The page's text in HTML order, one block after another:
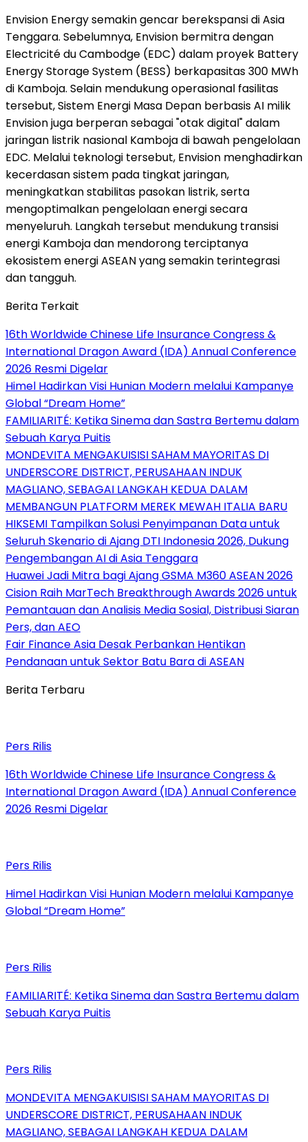
Envision Energy semakin gencar berekspansi di Asia
Tenggara. Sebelumnya, Envision bermitra dengan
Electricité du Cambodge (EDC) dalam proyek Battery
Energy Storage System (BESS) berkapasitas 300 MWh
di Kamboja. Selain mendukung operasional fasilitas
tersebut, Sistem Energi Masa Depan berbasis AI milik
Envision juga berperan sebagai "otak digital" dalam
jaringan listrik nasional Kamboja di bawah pengelolaan
EDC. Melalui teknologi tersebut, Envision menghadirkan
kecerdasan sistem pada tingkat jaringan,
meningkatkan stabilitas pasokan listrik, serta
mengoptimalkan pengelolaan energi secara
menyeluruh. Langkah tersebut mendukung transisi
energi Kamboja dan mendorong terciptanya
ekosistem energi ASEAN yang semakin terintegrasi
dan tangguh.
Berita Terkait
16th Worldwide Chinese Life Insurance Congress &
International Dragon Award (IDA) Annual Conference
2026 Resmi Digelar
Himel Hadirkan Visi Hunian Modern melalui Kampanye
Global “Dream Home”
FAMILIARITÉ: Ketika Sinema dan Sastra Bertemu dalam
Sebuah Karya Puitis
MONDEVITA MENGAKUISISI SAHAM MAYORITAS DI
UNDERSCORE DISTRICT, PERUSAHAAN INDUK
MAGLIANO, SEBAGAI LANGKAH KEDUA DALAM
MEMBANGUN PLATFORM MEREK MEWAH ITALIA BARU
HIKSEMI Tampilkan Solusi Penyimpanan Data untuk
Seluruh Skenario di Ajang DTI Indonesia 2026, Dukung
Pengembangan AI di Asia Tenggara
Huawei Jadi Mitra bagi Ajang GSMA M360 ASEAN 2026
Cision Raih MarTech Breakthrough Awards 2026 untuk
Pemantauan dan Analisis Media Sosial, Distribusi Siaran
Pers, dan AEO
Fair Finance Asia Desak Perbankan Hentikan
Pendanaan untuk Sektor Batu Bara di ASEAN
Berita Terbaru
Pers Rilis
16th Worldwide Chinese Life Insurance Congress &
International Dragon Award (IDA) Annual Conference
2026 Resmi Digelar
Pers Rilis
Himel Hadirkan Visi Hunian Modern melalui Kampanye
Global “Dream Home”
Pers Rilis
FAMILIARITÉ: Ketika Sinema dan Sastra Bertemu dalam
Sebuah Karya Puitis
Pers Rilis
MONDEVITA MENGAKUISISI SAHAM MAYORITAS DI
UNDERSCORE DISTRICT, PERUSAHAAN INDUK
MAGLIANO, SEBAGAI LANGKAH KEDUA DALAM